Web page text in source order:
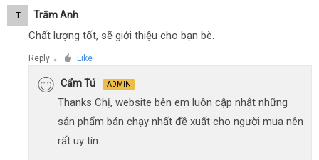
T Trâm Anh
Chất lượng tốt, sẽ giới thiệu cho bạn bè.
Reply ● Like
Cẩm Tú ADMIN
Thanks Chị, website bên em luôn cập nhật những
sản phẩm bán chạy nhất đề xuất cho người mua nên
rất uy tín.